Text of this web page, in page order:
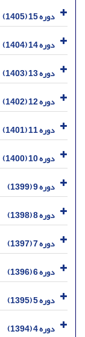
دوره 15 (1405)
دوره 14 (1404)
دوره 13 (1403)
دوره 12 (1402)
دوره 11 (1401)
دوره 10 (1400)
دوره 9 (1399)
دوره 8 (1398)
دوره 7 (1397)
دوره 6 (1396)
دوره 5 (1395)
دوره 4 (1394)